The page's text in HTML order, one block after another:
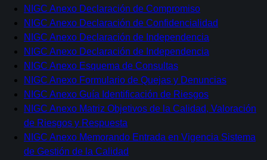
NIGC Anexo Declaración de Compromiso
NIGC Anexo Declaración de Confidencialidad
NIGC Anexo Declaración de Independencia
NIGC Anexo Declaración de Independencia
NIGC Anexo Esquema de Consultas
NIGC Anexo Formulario de Quejas y Denuncias
NIGC Anexo Guía Identificación de Riesgos
NIGC Anexo Matriz Objetivos de la Calidad, Valoración
de Riesgos y Respuesta
NIGC Anexo Memorando Entrada en Vigencia Sistema
de Gestión de la Calidad